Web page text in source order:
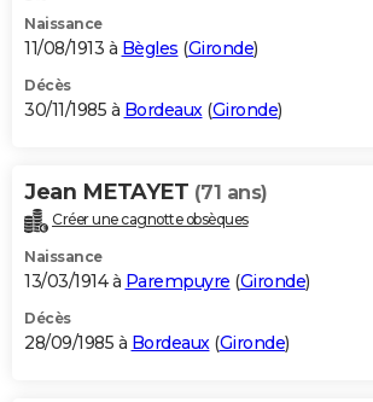
Naissance
11/08/1913 à Bègles (Gironde)
Décès
30/11/1985 à Bordeaux(Gironde)
Jean METAYET (71 ans)
Créer une cagnotte obsèques
Naissance
13/03/1914 à Parempuyre (Gironde)
Décès
28/09/1985 à Bordeaux(Gironde)